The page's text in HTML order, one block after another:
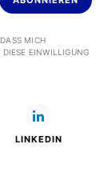
MICH
EINWILLIGUNG
LINKEDIN